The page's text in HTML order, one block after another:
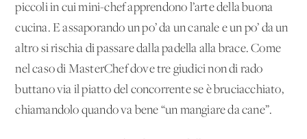
piccoli in cui mini-chef apprendono l’arte della buona
cucina. E assaporando un po’ da un canale e un po’ da un
altro si rischia di passare dalla padella alla brace. Come
nel caso di MasterChef dove tre giudici non di rado
buttano via il piatto del concorrente se è bruciacchiato,
chiamandolo quando va bene “un mangiare da cane”.